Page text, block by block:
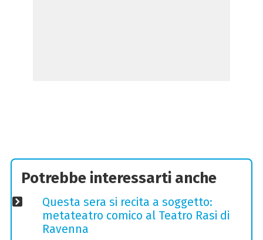
Potrebbe interessarti anche
Questa sera si recita a soggetto:
metateatro comico al Teatro Rasi di
Ravenna